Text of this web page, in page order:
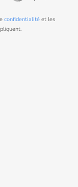
confidentialité et les